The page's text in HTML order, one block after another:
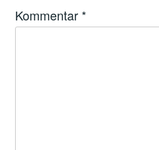
Kommentar *